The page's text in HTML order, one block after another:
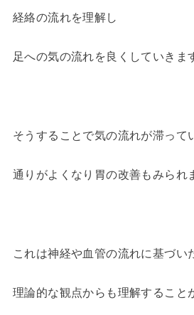
経絡の流れを理解し
足への気の流れを良くしていきま
そうすることで気の流れが滞って
通りがよくなり胃の改善もみられ
これは神経や血管の流れに基づい
理論的な観点からも理解すること